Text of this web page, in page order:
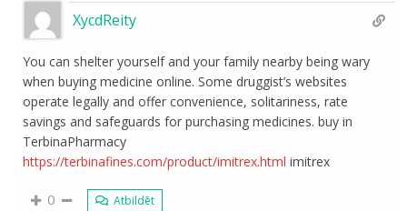
XycdReity
You can shelter yourself and your family nearby being wary
when buying medicine online. Some druggist’s websites
operate legally and offer convenience, solitariness, rate
savings and safeguards for purchasing medicines. buy in
TerbinaPharmacy
https://terbinafines.com/product/imitrex.html imitrex
0 Atbildēt